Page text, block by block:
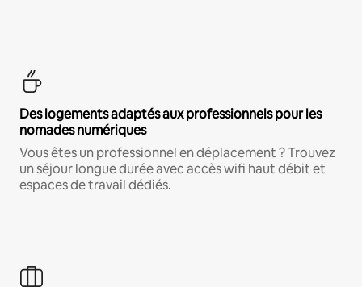
Des logements adaptés aux professionnels pour les
nomades numériques
Vous êtes un professionnel en déplacement ? Trouvez
un séjour longue durée avec accès wifi haut débit et
espaces de travail dédiés.